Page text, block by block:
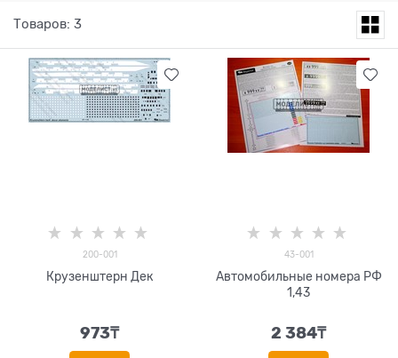
Товаров: 3
200-001
Крузенштерн Дек
973₸
43-001
Автомобильные номера РФ
1,43
2 384₸